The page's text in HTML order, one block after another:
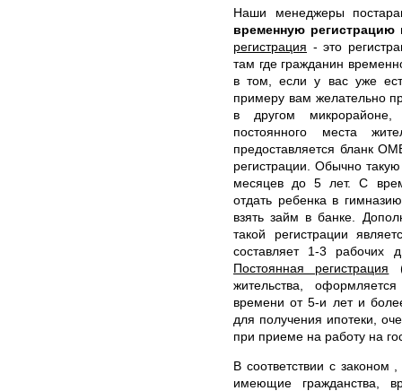
Наши менеджеры
временную
регистрация - это
там где гражданин
в том, если у вас уже
примеру вам желательно
в другом
постоянного места
предоставляется бланк
регистрации. Обычно
месяцев до 5 лет. С
отдать ребенка в
взять займ в банке.
такой регистрации
составляет 1-3
Постоянная регистрация
жительства,
времени от 5-и лет и
для получения ипотеки,
при приеме на работу на
В соответствии с
имеющие гражданства,